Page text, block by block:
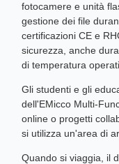
fotocamere e unità
gestione dei file
certificazioni CE e
sicurezza, anche
di temperatura
Gli studenti e gli
dell'EMicco Multi-
online o progetti
si utilizza un'area di
Quando si viaggia, il